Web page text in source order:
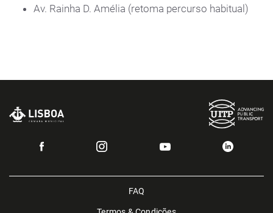
Av. Rainha D. Amélia (retoma percurso habitual)
FAQ